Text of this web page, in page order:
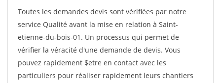
Toutes les demandes devis sont vérifiées par notre
service Qualité avant la mise en relation à Saint-
etienne-du-bois-01. Un processus qui permet de
vérifier la véracité d'une demande de devis. Vous
pouvez rapidement $etre en contact avec les
particuliers pour réaliser rapidement leurs chantiers